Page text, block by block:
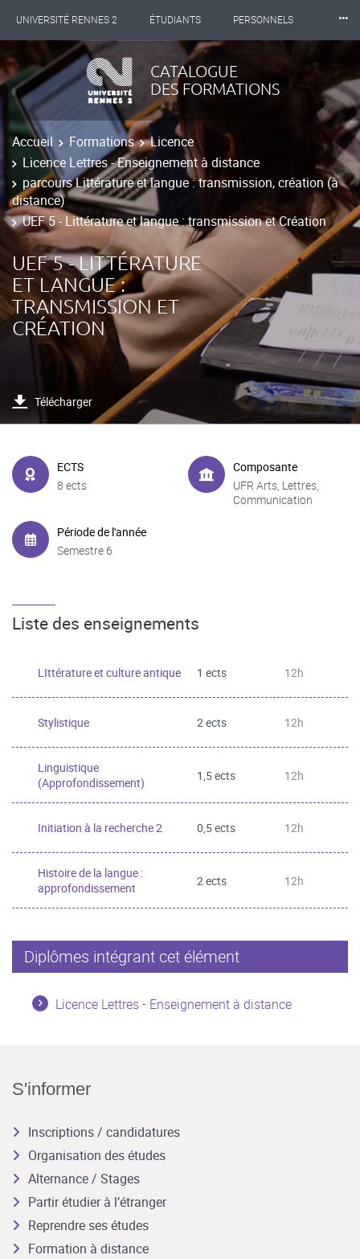
UNIVERSITÉ RENNES 2 ÉTUDIANTS PERSONNELS
INTERNATIONAL PROFESSIONNELS
LES NOUVELLES DE RENNES 2
⸱⸱⸱
CATALOGUE
DES FORMATIONS
Accueil Formations
Licence
Licence Lettres - Enseignement à distance
parcours Littérature et langue : transmission, création (à
distance)
UEF 5 - Littérature et langue : transmission et Création
UEF 5 - LITTÉRATURE
ET LANGUE :
TRANSMISSION ET
CRÉATION
Télécharger
ECTS
8 ects
Composante
UFR Arts, Lettres,
Communication
Période de l'année
Semestre 6
Liste des enseignements
LIttérature et culture antique 1 ects 12h
Stylistique 2 ects 12h
Linguistique
(Approfondissement)
1,5 ects 12h
Initiation à la recherche 2 0,5 ects 12h
Histoire de la langue :
approfondissement
2 ects 12h
Diplômes intégrant cet élément
Licence Lettres - Enseignement à distance
S'informer
Inscriptions / candidatures
Organisation des études
Alternance / Stages
Partir étudier à l’étranger
Reprendre ses études
Formation à distance